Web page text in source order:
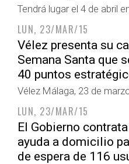
Tendrá lugar el 4 de abril
LUN, 23/MAR/15
Vélez presenta su
Semana Santa que
40 puntos
Vélez Málaga, 23 de
LUN, 23/MAR/15
El Gobierno
ayuda a domicilio
de espera de 116